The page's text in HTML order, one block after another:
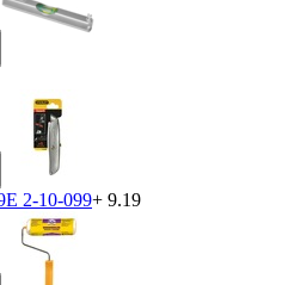
2-10-099+ 9.19